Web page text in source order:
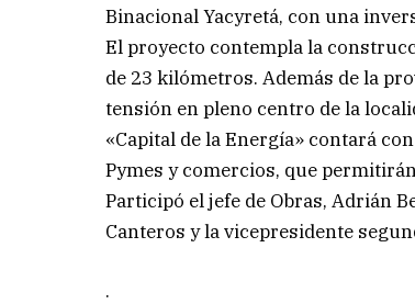
Binacional Yacyretá, con una
El proyecto contempla la
de 23 kilómetros. Además de la
tensión en pleno centro de la
«Capital de la Energía» contará
Pymes y comercios, que
Participó el jefe de Obras, Adrián
Canteros y la vicepresidente
.